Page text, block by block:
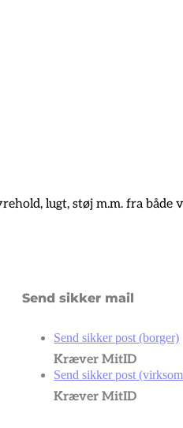
lugt, støj m.m. fra både
Send sikker mail
Send sikker post (borger)
Kræver MitID
Send sikker post
Kræver MitID